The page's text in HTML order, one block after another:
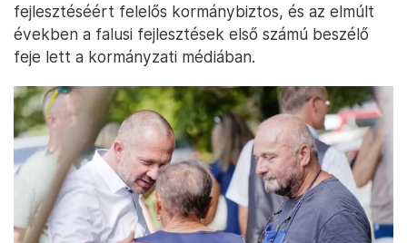
fejlesztéséért felelős kormánybiztos, és az elmúlt
években a falusi fejlesztések első számú beszélő
feje lett a kormányzati médiában.